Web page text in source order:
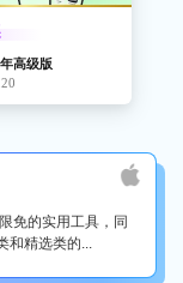
高级版
免的实用工具，同
和精选类的...